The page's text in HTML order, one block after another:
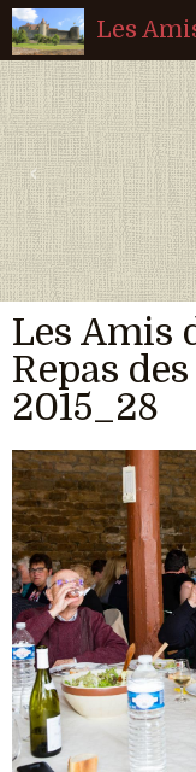
Les
Page d'accueil
Livre d'or
Agenda
Quiz
Vidéos
Album
Contact
Sondages
‹
Les Amis
Repas
2015_28